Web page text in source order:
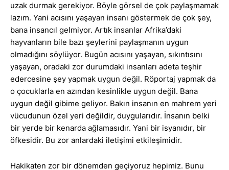
uzak durmak gerekiyor. Böyle görsel de çok paylaşmamak
lazım. Yani acısını yaşayan insanı göstermek de çok şey,
bana insancıl gelmiyor. Artık insanlar Afrika’daki
hayvanların bile bazı şeylerini paylaşmanın uygun
olmadığını söylüyor. Bugün acısını yaşayan, sıkıntısını
yaşayan, oradaki zor durumdaki insanları adeta teşhir
edercesine şey yapmak uygun değil. Röportaj yapmak da
o çocuklarla en azından kesinlikle uygun değil. Bana
uygun değil gibime geliyor. Bakın insanın en mahrem yeri
vücudunun özel yeri değildir, duygularıdır. İnsanın belki
bir yerde bir kenarda ağlamasıdır. Yani bir isyanıdır, bir
öfkesidir. Bu zor anlardaki iletişimi etkileşimidir.
Hakikaten zor bir dönemden geçiyoruz hepimiz. Bunu